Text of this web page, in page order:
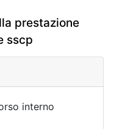
prestazione
sscp
interno